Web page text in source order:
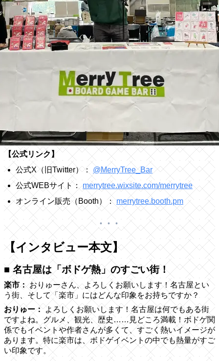
【公式リンク】
公式X（旧Twitter）： @MerryTree_Bar
公式WEBサイト：merrytree.wixsite.com/merrytree
オンライン販売（Booth）：merrytree.booth.pm
【インタビュー本文】
■ 名古屋は「ボドゲ熱」のすごい街！
楽市：おりゅーさん、よろしくお願いします！名古屋とい
う街、そして「楽市」にはどんな印象をお持ちですか？
おりゅー：よろしくお願いします！名古屋は何でもある街
ですよね。グルメ、観光、歴史……見どころ満載！ボドゲ関
係でもイベントや作者さんが多くて、すごく熱いイメージが
あります。特に楽市は、ボドゲイベントの中でも熱量がすご
い印象です。